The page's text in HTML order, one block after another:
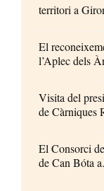
territori a
El
l’Aplec dels
Visita del
de Càrniques
El Consorci
de Can Bóta